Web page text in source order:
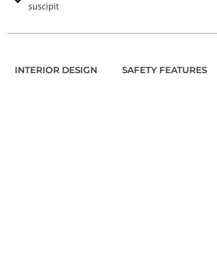
suscipit
INTERIOR DESIGN SAFETY FEATURES